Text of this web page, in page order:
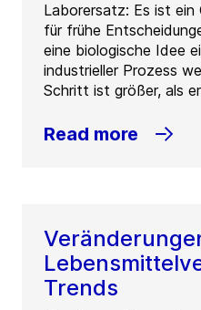
Laborersatz: Es ist
für frühe
eine biologische Idee
industrieller Prozess
Schritt ist größer, als
Read more
Trends